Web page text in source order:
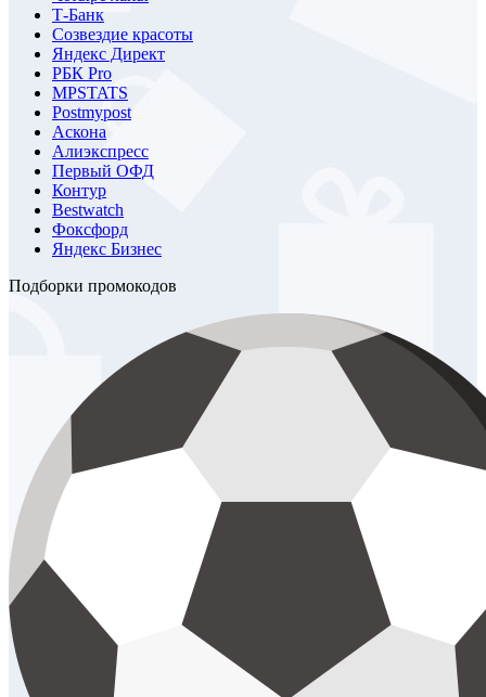
Т-Банк
Созвездие красоты
Яндекс Директ
РБК Pro
MPSTATS
Postmypost
Аскона
Алиэкспресс
Первый ОФД
Контур
Bestwatch
Фоксфорд
Яндекс Бизнес
Подборки промокодов